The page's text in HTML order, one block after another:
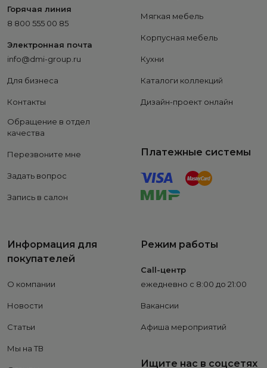
Горячая линия
8 800 555 00 85
Электронная почта
info@dmi-group.ru
Для бизнеса
Контакты
Обращение в отдел
качества
Перезвоните мне
Задать вопрос
Запись в салон
Мягкая мебель
Корпусная мебель
Кухни
Каталоги коллекций
Дизайн-проект онлайн
Платежные системы
Информация для
покупателей
О компании
Новости
Статьи
Мы на ТВ
Режим работы
Call-центр
ежедневно с 8:00 до 21:00
Вакансии
Афиша мероприятий
Ищите нас в соцсетях